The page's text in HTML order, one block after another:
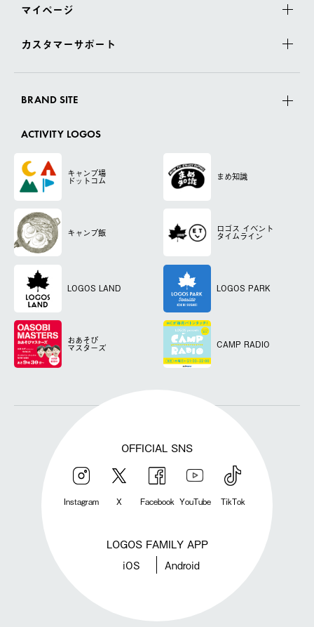
マイページ
カスタマーサポート
BRAND SITE
ACTIVITY LOGOS
キャンプ場
ドットコム まめ知識
キャンプ飯 ロゴス イベント
タイムライン
LOGOS LAND LOGOS PARK
おあそび
マスターズ CAMP RADIO
OFFICIAL SNS
Instagram X Facebook YouTube TikTok
LOGOS FAMILY APP
iOS Android